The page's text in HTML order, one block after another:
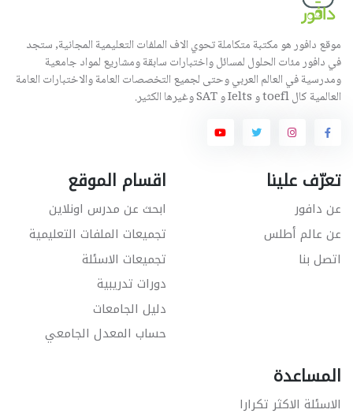
موقع دافور هو مكتبة متكاملة تحوي الاف الملفات التعليمية المجانية, ستجد
في دافور مئات الحلول لمسائل واختبارات سابقة ومشاريع لمواد جامعية
ومدرسية في العالم العربي وحتى لجميع التخصصات العامة والاختبارات العامة
العالمية كال toefl و Ielts و SAT وغيرها الكثير.
تعرّف علينا
عن دافور
عن عالم أطلس
اتصل بنا
اقسام الموقع
ابحث عن مدرس اونلاين
تجميعات الملفات التعليمية
تجميعات الاسئلة
دورات تدريبية
دليل الجامعات
حساب المعدل الجامعي
المساعدة
الاسئلة الاكثر تكرارا